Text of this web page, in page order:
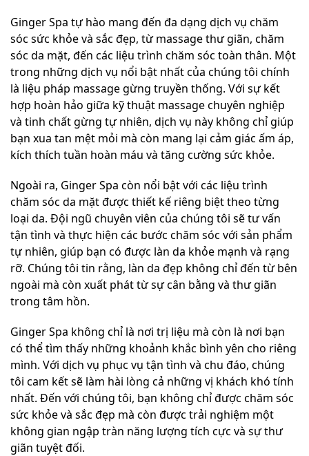
Ginger Spa tự hào mang đến đa dạng dịch vụ chăm
sóc sức khỏe và sắc đẹp, từ massage thư giãn, chăm
sóc da mặt, đến các liệu trình chăm sóc toàn thân. Một
trong những dịch vụ nổi bật nhất của chúng tôi chính
là liệu pháp massage gừng truyền thống. Với sự kết
hợp hoàn hảo giữa kỹ thuật massage chuyên nghiệp
và tinh chất gừng tự nhiên, dịch vụ này không chỉ giúp
bạn xua tan mệt mỏi mà còn mang lại cảm giác ấm áp,
kích thích tuần hoàn máu và tăng cường sức khỏe.
Ngoài ra, Ginger Spa còn nổi bật với các liệu trình
chăm sóc da mặt được thiết kế riêng biệt theo từng
loại da. Đội ngũ chuyên viên của chúng tôi sẽ tư vấn
tận tình và thực hiện các bước chăm sóc với sản phẩm
tự nhiên, giúp bạn có được làn da khỏe mạnh và rạng
rỡ. Chúng tôi tin rằng, làn da đẹp không chỉ đến từ bên
ngoài mà còn xuất phát từ sự cân bằng và thư giãn
trong tâm hồn.
Ginger Spa không chỉ là nơi trị liệu mà còn là nơi bạn
có thể tìm thấy những khoảnh khắc bình yên cho riêng
mình. Với dịch vụ phục vụ tận tình và chu đáo, chúng
tôi cam kết sẽ làm hài lòng cả những vị khách khó tính
nhất. Đến với chúng tôi, bạn không chỉ được chăm sóc
sức khỏe và sắc đẹp mà còn được trải nghiệm một
không gian ngập tràn năng lượng tích cực và sự thư
giãn tuyệt đối.